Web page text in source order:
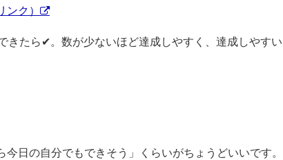
ク）
きたら✔。数が少ないほど達成しやすく、達成しやすい
日の自分でもできそう」くらいがちょうどいいです。